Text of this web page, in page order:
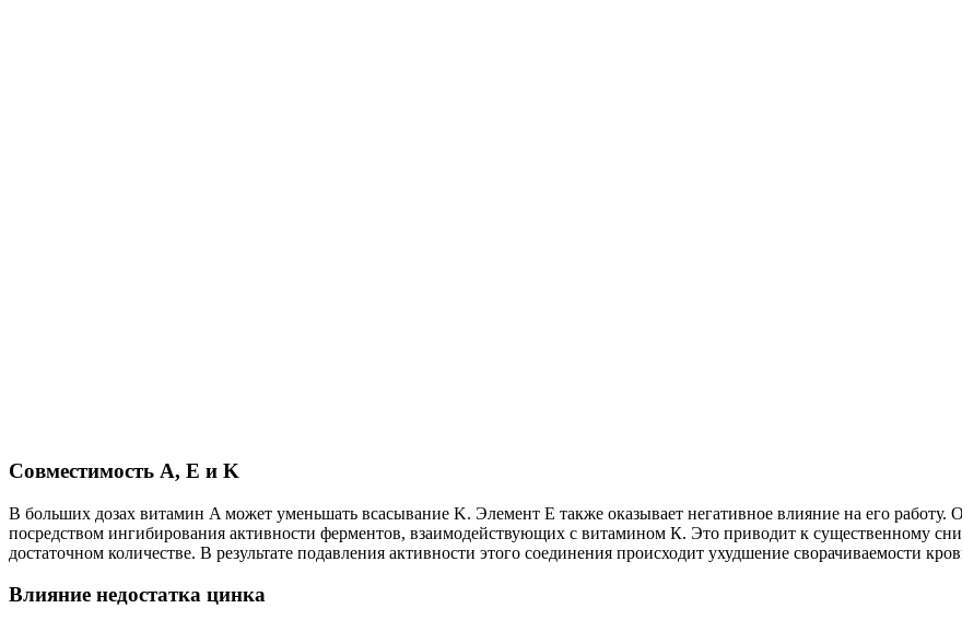
Совместимость A, E и K
В больших дозах витамин A может уменьшать всасывание K. Элемент E также оказывает негативное влияние на его работу.
посредством ингибирования активности ферментов, взаимодействующих с витамином К. Это приводит к существенному
достаточном количестве. В результате подавления активности этого соединения происходит ухудшение сворачиваемости
Влияние недостатка цинка